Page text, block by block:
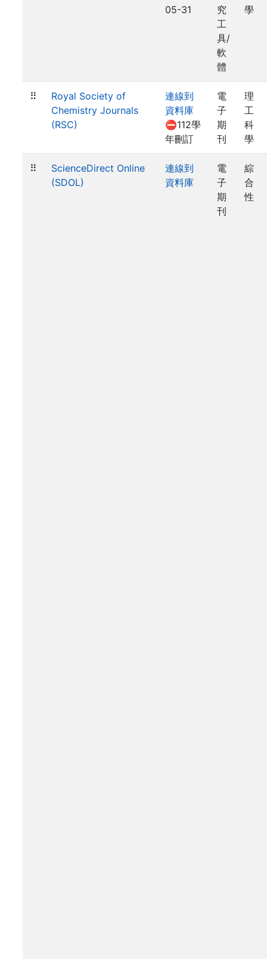
05-31
究
工
具/
軟
體
學
⠿
Royal Society of
Chemistry Journals
(RSC)
連線到
資料庫
⛔112學
年刪訂
電
子
期
刊
理
工
科
學
⠿
ScienceDirect Online
(SDOL)
連線到
資料庫
電
子
期
刊
綜
合
性